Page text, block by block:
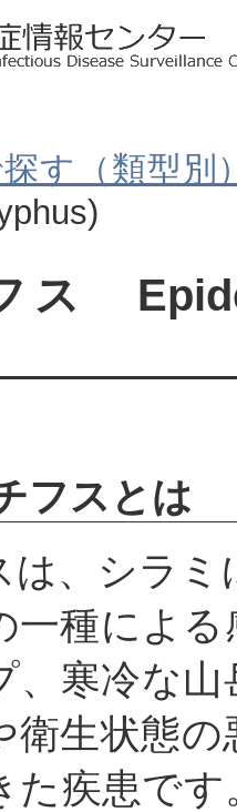
す（類型別
ス
フスとは
、シラミ
一種によ
、寒冷な
衛生状態
た疾患で